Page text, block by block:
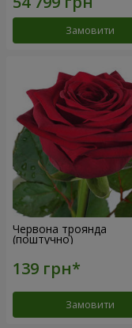
Замовити
Червона троянда
(поштучно)
Замовити